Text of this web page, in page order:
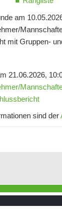
am
mit Gruppen-
21.06.2026,
sind der